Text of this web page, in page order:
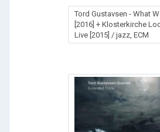
Tord Gustavsen - What
[2016] + Klosterkirche
Live [2015] / jazz, ECM